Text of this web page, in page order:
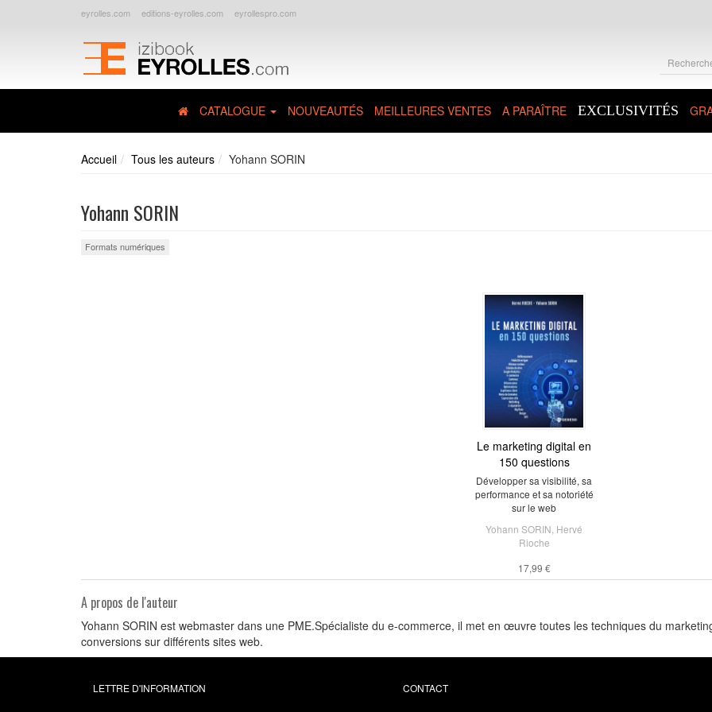
eyrolles.com editions-eyrolles.com eyrollespro.com
CATALOGUE NOUVEAUTÉS MEILLEURES VENTES A PARAÎTRE EXCLUSIVITÉS
Accueil Tous les auteurs Yohann SORIN
Yohann SORIN
Formats numériques
Le marketing digital en
150 questions
Développer sa visibilité, sa
performance et sa notoriété
sur le web
Yohann SORIN Hervé
Rioche
17,99 €
A propos de l'auteur
Yohann SORIN est webmaster dans une PME.Spécialiste du e-commerce, il met en œuvre toutes les techniques du
conversions sur différents sites web.
LETTRE D'INFORMATION CONTACT